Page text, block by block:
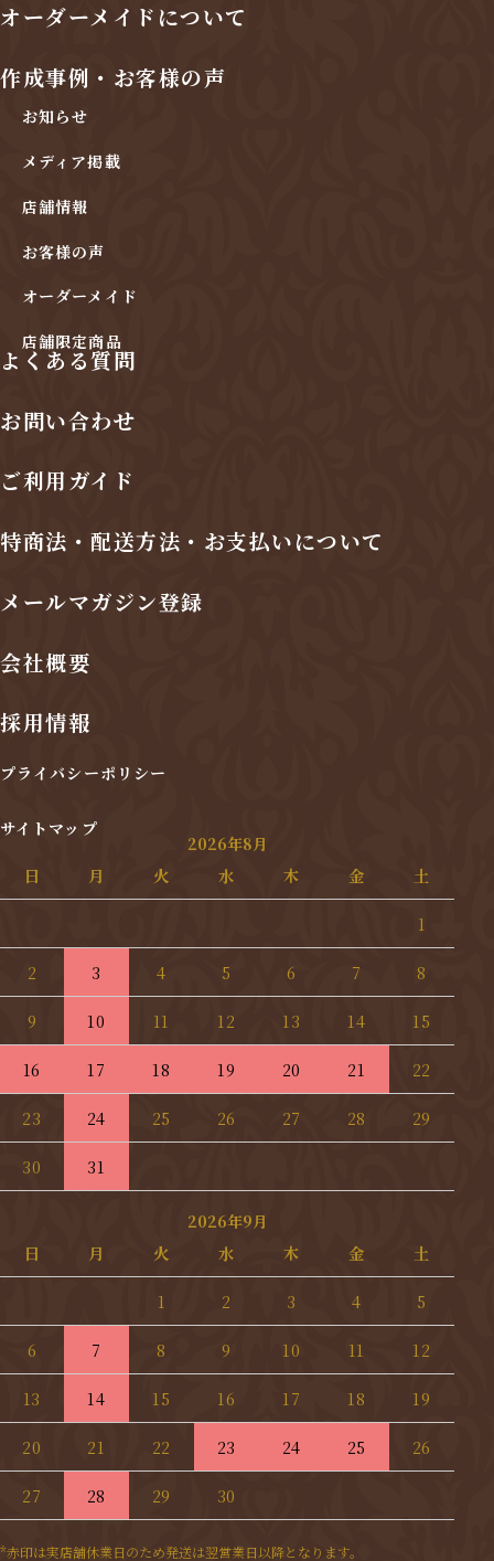
オーダーメイドについて
作成事例・お客様の声
お知らせ
メディア掲載
店舗情報
お客様の声
オーダーメイド
店舗限定商品
よくある質問
お問い合わせ
ご利用ガイド
特商法・配送方法・お支払いについて
メールマガジン登録
会社概要
採用情報
プライバシーポリシー
サイトマップ
2026年8月
日 月 火 水 木 金 土
1
2 3 4 5 6 7 8
9 10 11 12 13 14 15
16 17 18 19 20 21 22
23 24 25 26 27 28 29
30 31
2026年9月
日 月 火 水 木 金 土
1 2 3 4 5
6 7 8 9 10 11 12
13 14 15 16 17 18 19
20 21 22 23 24 25 26
27 28 29 30
*赤印は実店舗休業日のため発送は翌営業日以降となります。